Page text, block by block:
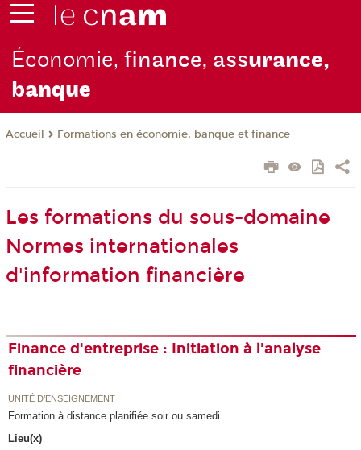
Économie,finance, assurance,
banque
Accueil Formations en économie, banque et finance
Les formations du sous-domaine
Normes internationales
d'information financière
Finance d'entreprise : Initiation à l'analyse
financière
UNITÉ D’ENSEIGNEMENT
Formation à distance planifiée soir ou samedi
Lieu(x)